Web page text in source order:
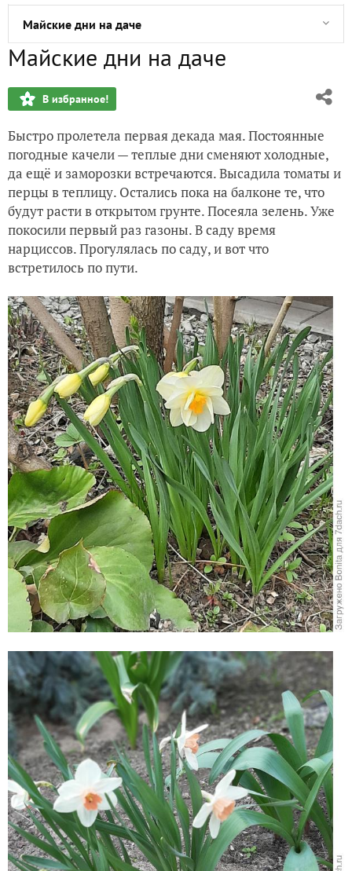
Майские дни на даче
Еще одна неделя в апреле
Причуды апреля
Жаркие апрельские выходные на даче
Весна продолжается!
Весна 2025. Начало
Майские дни на даче
В избранное!
Быстро пролетела первая декада мая. Постоянные
погодные качели — теплые дни сменяют холодные,
да ещё и заморозки встречаются. Высадила томаты и
перцы в теплицу. Остались пока на балконе те, что
будут расти в открытом грунте. Посеяла зелень. Уже
покосили первый раз газоны. В саду время
нарциссов. Прогулялась по саду, и вот что
встретилось по пути.